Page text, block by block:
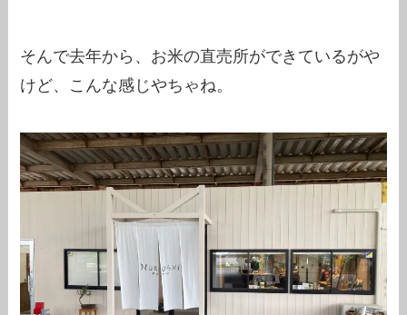
そんで去年から、お米の直売所ができているがや
けど、こんな感じやちゃね。